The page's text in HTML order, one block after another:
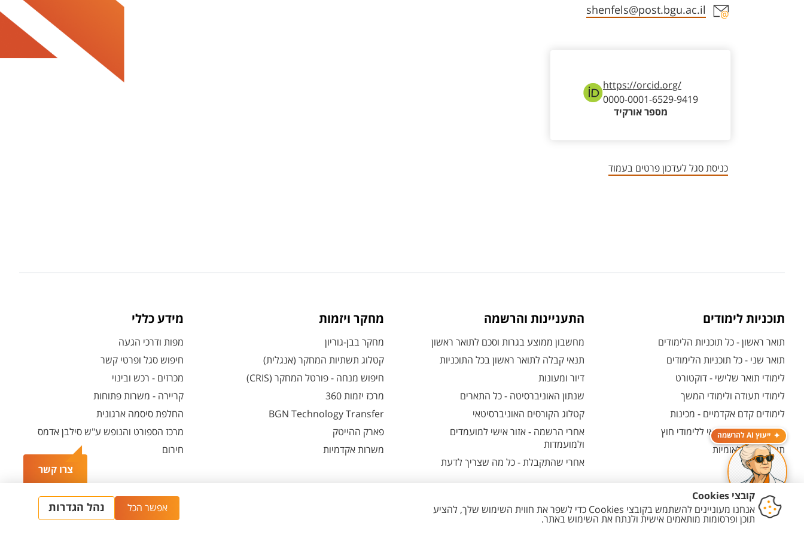
צרו קשר
ייעוץ AI להרשמה
אזור צור קשר עם איש הסגל
shenfels@post.bgu.ac.il
https://orcid.org/
0000-0001-6529-9419
מספר אורקיד
כניסת סגל לעדכון פרטים בעמוד
תוכניות לימודים
תואר ראשון - כל תוכניות הלימודים
תואר שני - כל תוכניות הלימודים
לימודי תואר שלישי - דוקטורט
לימודי תעודה ולימודי המשך
לימודים קדם אקדמיים - מכינות
המרכז האוניברסיטאי ללימודי חוץ
תוכניות בין-לאומיות
התעניינות והרשמה
מחשבון ממוצע בגרות וסכם לתואר ראשון
תנאי קבלה לתואר ראשון בכל התוכניות
דיור ומעונות
שנתון האוניברסיטה - כל התארים
קטלוג הקורסים האוניברסיטאי
אחרי הרשמה - אזור אישי למועמדים
ולמועמדות
אחרי שהתקבלת - כל מה שצריך לדעת
מחקר ויזמות
מחקר בבן-גוריון
קטלוג תשתיות המחקר (אנגלית)
חיפוש מנחה - פורטל המחקר (CRIS)
מרכז יזמות 360
BGN Technology Transfer
פארק ההייטק
משרות אקדמיות
מידע כללי
מפות ודרכי הגעה
חיפוש סגל ופרטי קשר
מכרזים - רכש ובינוי
קריירה - משרות פתוחות
החלפת סיסמה ארגונית
מרכז הספורט והנופש ע"ש סילבן אדמס
חירום